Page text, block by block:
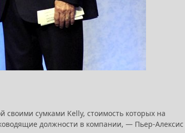
сумками Kelly, стоимость которых на
должности в компании, — Пьер-Алексис